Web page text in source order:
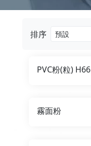
排序
PVC粉(粒) H66
霧面粉